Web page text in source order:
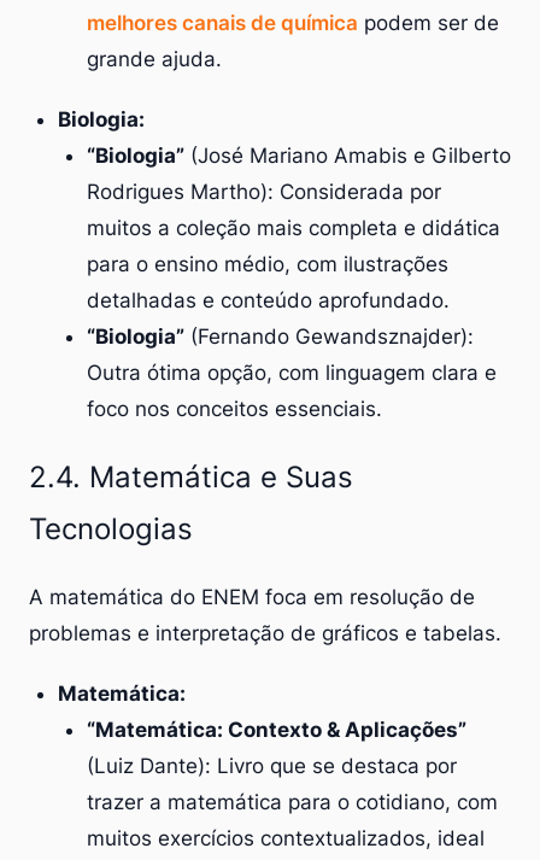
melhores canais de química podem ser de
grande ajuda.
Biologia:
“Biologia” (José Mariano Amabis e Gilberto
Rodrigues Martho): Considerada por
muitos a coleção mais completa e didática
para o ensino médio, com ilustrações
detalhadas e conteúdo aprofundado.
“Biologia” (Fernando Gewandsznajder):
Outra ótima opção, com linguagem clara e
foco nos conceitos essenciais.
2.4. Matemática e Suas
Tecnologias
A matemática do ENEM foca em resolução de
problemas e interpretação de gráficos e tabelas.
Matemática:
“Matemática: Contexto & Aplicações”
(Luiz Dante): Livro que se destaca por
trazer a matemática para o cotidiano, com
muitos exercícios contextualizados, ideal